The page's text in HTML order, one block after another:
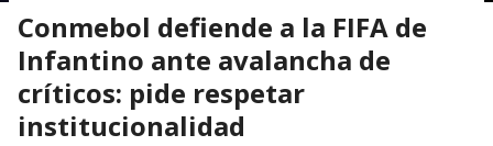
Conmebol defiende a la FIFA de
Infantino ante avalancha de
críticos: pide respetar
institucionalidad